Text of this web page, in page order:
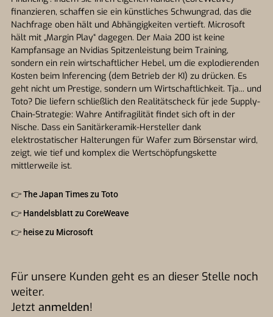
finanzieren, schaffen sie ein künstliches Schwungrad, das die
Nachfrage oben hält und Abhängigkeiten vertieft. Microsoft
hält mit „Margin Play“ dagegen. Der Maia 200 ist keine
Kampfansage an Nvidias Spitzenleistung beim Training,
sondern ein rein wirtschaftlicher Hebel, um die explodierenden
Kosten beim Inferencing (dem Betrieb der KI) zu drücken. Es
geht nicht um Prestige, sondern um Wirtschaftlichkeit. Tja... und
Toto? Die liefern schließlich den Realitätscheck für jede Supply-
Chain-Strategie: Wahre Antifragilität findet sich oft in der
Nische. Dass ein Sanitärkeramik-Hersteller dank
elektrostatischer Halterungen für Wafer zum Börsenstar wird,
zeigt, wie tief und komplex die Wertschöpfungskette
mittlerweile ist.
👉The Japan Times zu Toto
👉 Handelsblatt zu CoreWeave
👉 heise zu Microsoft
Für unsere Kunden geht es an dieser Stelle noch
weiter.
Jetzt anmelden!